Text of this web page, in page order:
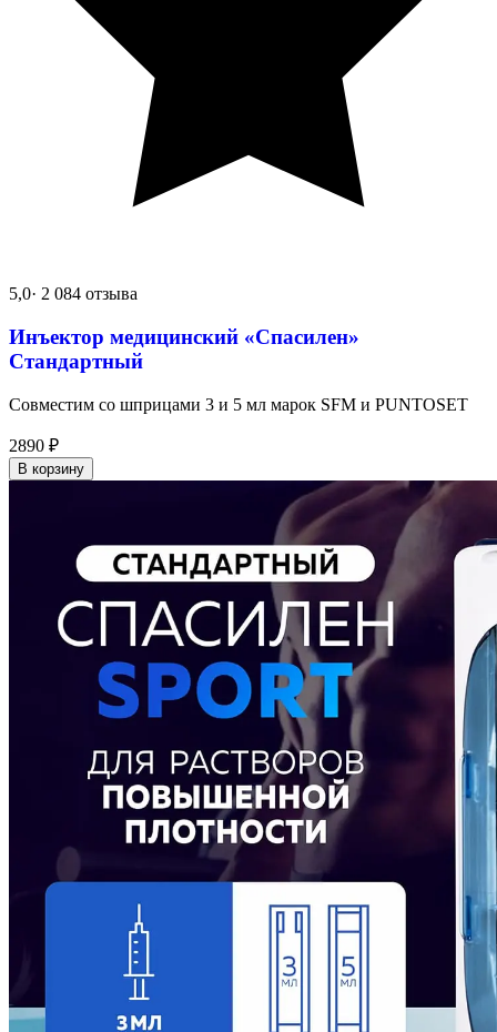
5,0· 2 084 отзыва
Инъектор медицинский «Спасилен»
Стандартный
Совместим со шприцами 3 и 5 мл марок SFM и PUNTOSET
2890 ₽
В корзину